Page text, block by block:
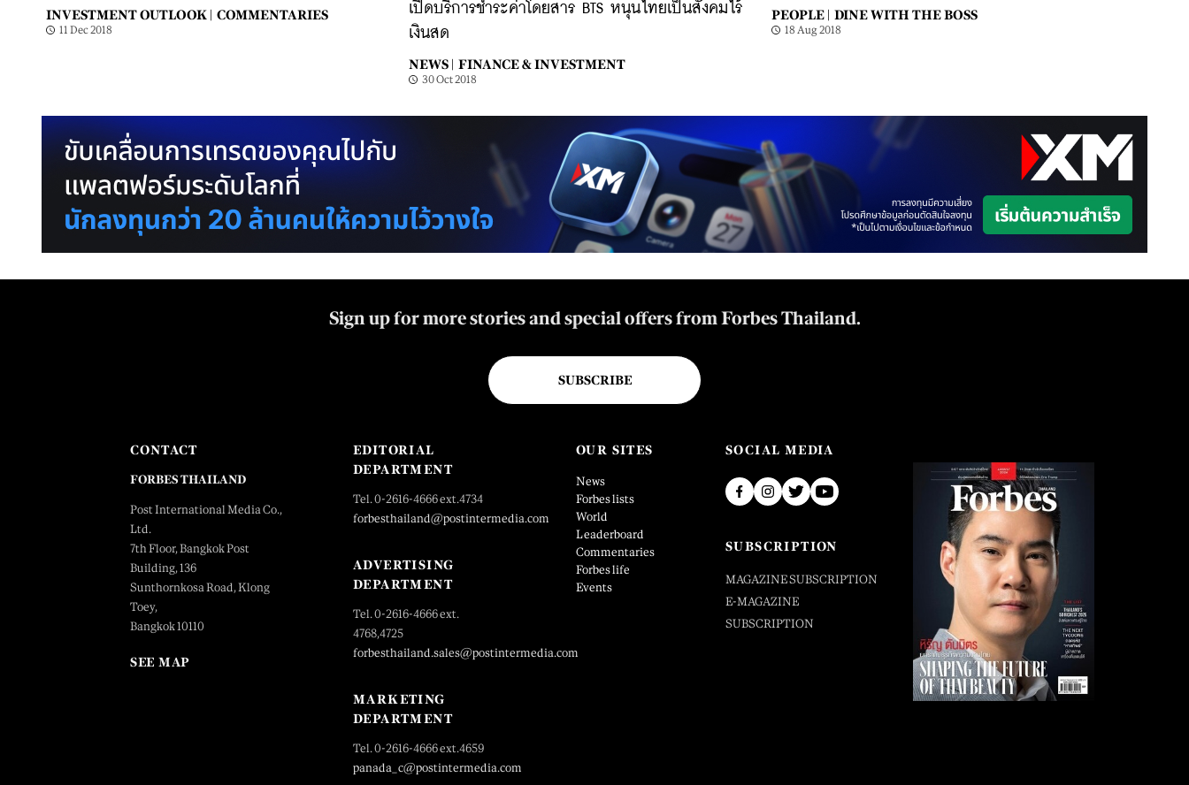
INVESTMENT OUTLOOK | COMMENTARIES
11 Dec 2018
เปิดบริการชำระค่าโดยสาร BTS หนุนไทยเป็นสังคมไร้
เงินสด
NEWS | FINANCE & INVESTMENT
30 Oct 2018
PEOPLE | DINE WITH THE BOSS
18 Aug 2018
Sign up for more stories and special offers from Forbes Thailand.
SUBSCRIBE
CONTACT
FORBES THAILAND
Post International Media Co.,
Ltd.
7th Floor, Bangkok Post
Building, 136
Sunthornkosa Road, Klong
Toey,
Bangkok 10110
SEE MAP
EDITORIAL
DEPARTMENT
Tel. 0-2616-4666 ext.4734
forbesthailand@postintermedia.com
ADVERTISING
DEPARTMENT
Tel. 0-2616-4666 ext.
4768,4725
forbesthailand.sales@postintermedia.com
MARKETING
DEPARTMENT
Tel. 0-2616-4666 ext.4659
panada_c@postintermedia.com
OUR SITES
News
Forbes lists
World
Leaderboard
Commentaries
Forbes life
Events
SOCIAL MEDIA
SUBSCRIPTION
MAGAZINE SUBSCRIPTION
E-MAGAZINE
SUBSCRIPTION